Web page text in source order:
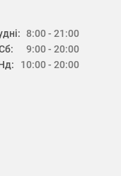
8:00 - 21:00
9:00 - 20:00
10:00 - 20:00